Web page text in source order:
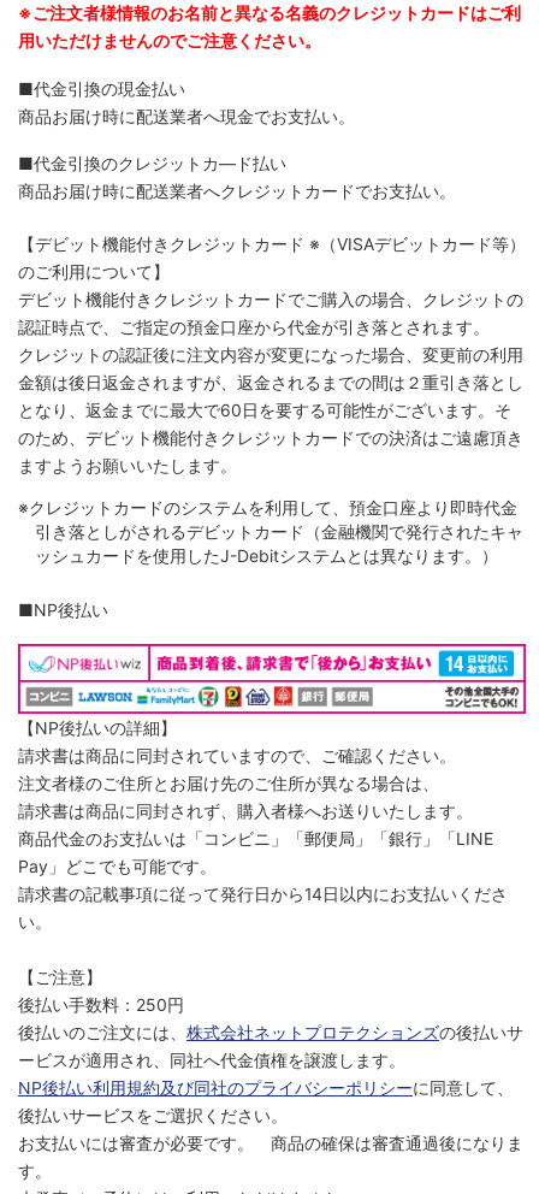
※ご注文者様情報のお名前と異なる名義のクレジットカードはご利
用いただけませんのでご注意ください。
■代金引換の現金払い
商品お届け時に配送業者へ現金でお支払い。
■代金引換のクレジットカ―ド払い
商品お届け時に配送業者へクレジットカードでお支払い。
【デビット機能付きクレジットカード ※（VISAデビットカード等）
のご利用について】
デビット機能付きクレジットカードでご購入の場合、クレジットの
認証時点で、ご指定の預金口座から代金が引き落とされます。
クレジットの認証後に注文内容が変更になった場合、変更前の利用
金額は後日返金されますが、返金されるまでの間は２重引き落とし
となり、返金までに最大で60日を要する可能性がございます。そ
のため、デビット機能付きクレジットカードでの決済はご遠慮頂き
ますようお願いいたします。
※クレジットカードのシステムを利用して、預金口座より即時代金
引き落としがされるデビットカード（金融機関で発行されたキャ
ッシュカードを使用したJ-Debitシステムとは異なります。）
■NP後払い
【NP後払いの詳細】
請求書は商品に同封されていますので、ご確認ください。
注文者様のご住所とお届け先のご住所が異なる場合は、
請求書は商品に同封されず、購入者様へお送りいたします。
商品代金のお支払いは「コンビニ」「郵便局」「銀行」「LINE
Pay」どこでも可能です。
請求書の記載事項に従って発行日から14日以内にお支払いくださ
い。
【ご注意】
後払い手数料：250円
後払いのご注文には、 株式会社ネットプロテクションズの後払いサ
ービスが適用され、同社へ代金債権を譲渡します。
NP後払い利用規約及び同社のプライバシーポリシーに同意して、
後払いサービスをご選択ください。
お支払いには審査が必要です。 商品の確保は審査通過後になりま
す。